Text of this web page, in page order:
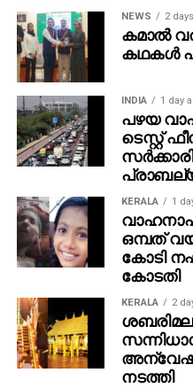
അനീതിയാണെന്നും
ഒഴിവാക്കുകയല്ല
വിമര്‍ശിച്ചു. വോട്ടര്‍
നടപടിയെടുക്കണം.
രാഷ്ട്രീയ കാരണത്താല്‍
വയസുള്ള പെണ്‍കുട്ടിക്ക്
തെരഞ്ഞെടുപ്പ്
ഇല്ലാതാക്കരുതെന്നും
NEWS 2
കമാൽ
കഥകൾ
INDIA 1 day
പഴയ
ടെസ്റ്റ്
KERALA 1
ഒമ്പത്
കോടി
കോടതി
KERALA 2
നടത്തി